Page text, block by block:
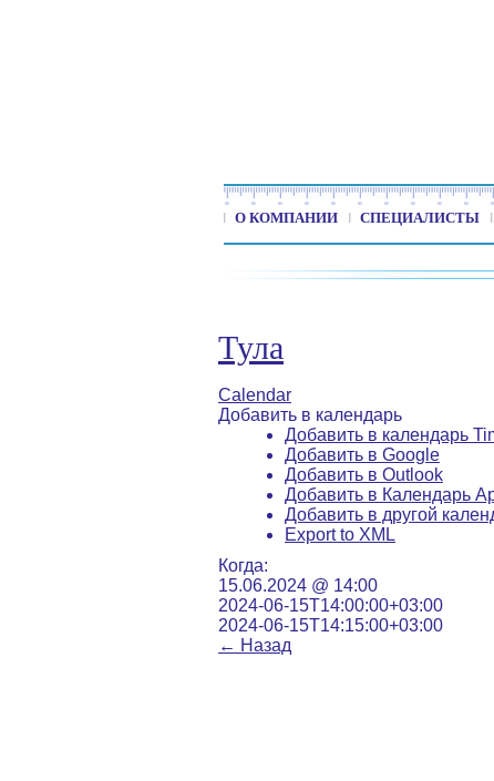
О КОМПАНИИ СПЕЦИАЛИСТЫ
Тула
Calendar
Добавить в календарь
Добавить в календарь
Добавить в Google
Добавить в Outlook
Добавить в Календарь
Добавить в другой
Export to XML
Когда:
15.06.2024 @ 14:00
2024-06-15T14:00:00+03:00
2024-06-15T14:15:00+03:00
← Назад